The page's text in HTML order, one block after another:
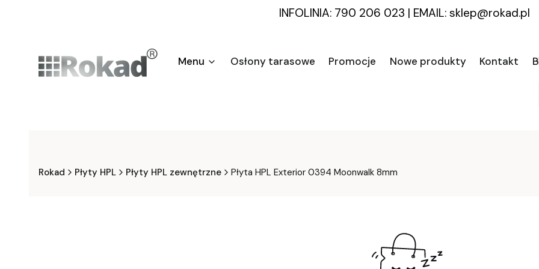
INFOLINIA: 790 206 023 | EMAIL: sklep@rokad.pl
Menu Osłony tarasowe Promocje Nowe produkty Kontakt
Rokad Płyty HPL Płyty HPL zewnętrzne Płyta HPL Exterior 0394 Moonwalk 8mm